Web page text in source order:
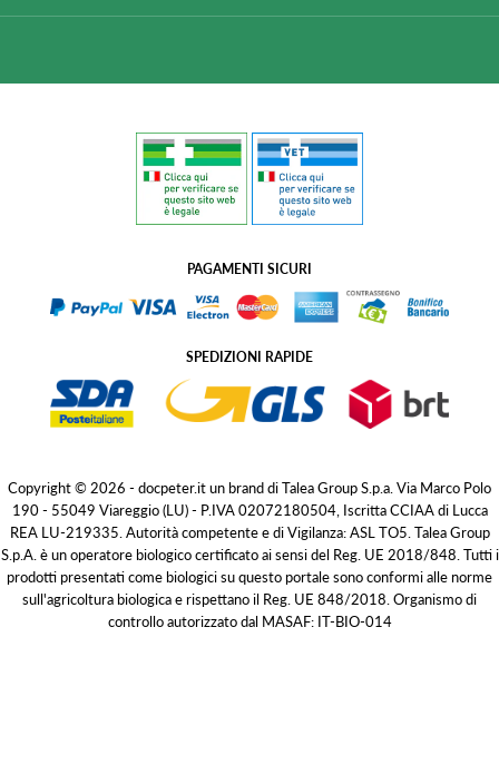
PAGAMENTI SICURI
SPEDIZIONI RAPIDE
Copyright © 2026 - docpeter.it un brand di Talea Group S.p.a. Via Marco Polo
190 - 55049 Viareggio (LU) - P.IVA 02072180504, Iscritta CCIAA di Lucca
REA LU-219335. Autorità competente e di Vigilanza: ASL TO5. Talea Group
S.p.A. è un operatore biologico certificato ai sensi del Reg. UE 2018/848. Tutti i
prodotti presentati come biologici su questo portale sono conformi alle norme
sull'agricoltura biologica e rispettano il Reg. UE 848/2018. Organismo di
controllo autorizzato dal MASAF: IT-BIO-014